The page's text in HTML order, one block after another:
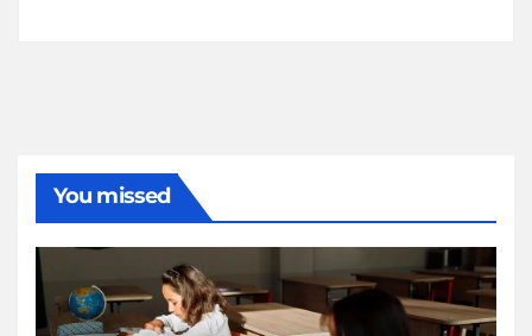
You missed